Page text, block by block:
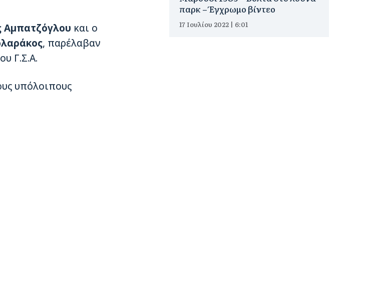
και ο
, παρέλαβαν
Γ.Σ.Α.
υπόλοιπους
παρκ – Έγχρωμο βίντεο
17 Ιουλίου 2022 | 6:01